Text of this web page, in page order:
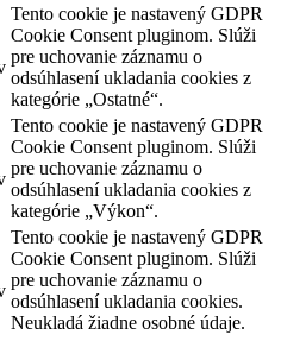
Tento cookie je nastavený GDPR
Cookie Consent pluginom. Slúži
pre uchovanie záznamu o
odsúhlasení ukladania cookies z
kategórie „Ostatné“.
Tento cookie je nastavený GDPR
Cookie Consent pluginom. Slúži
pre uchovanie záznamu o
odsúhlasení ukladania cookies z
kategórie „Výkon“.
Tento cookie je nastavený GDPR
Cookie Consent pluginom. Slúži
pre uchovanie záznamu o
odsúhlasení ukladania cookies.
Neukladá žiadne osobné údaje.